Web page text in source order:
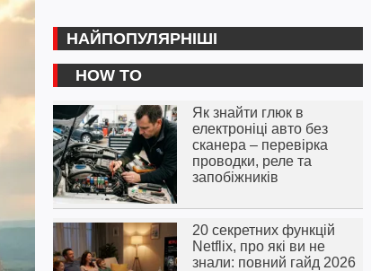
НАЙПОПУЛЯРНІШІ
HOW TO
Як знайти глюк в
електроніці авто без
сканера – перевірка
проводки, реле та
запобіжників
20 секретних функцій
Netflix, про які ви не
знали: повний гайд 2026